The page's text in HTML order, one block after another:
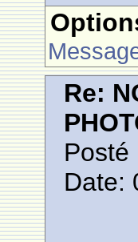
Re:
Posté
Date: